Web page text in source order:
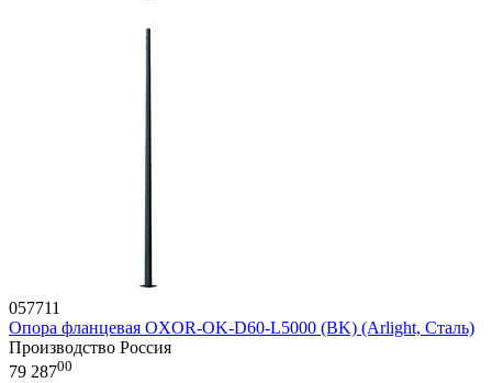
057711
Опора фланцевая OXOR-OK-D60-L5000 (BK) (Arlight, Сталь)
Производство Россия
79 28700